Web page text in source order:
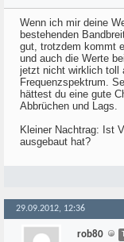
Wenn ich mir deine
bestehenden
gut, trotzdem kommt
und auch die Werte
jetzt nicht wirklich toll
Frequenzspektrum.
hättest du eine gute
Abbrüchen und Lags.
Kleiner Nachtrag: Ist
ausgebaut hat?
29.09.2012, 12:36
rob80